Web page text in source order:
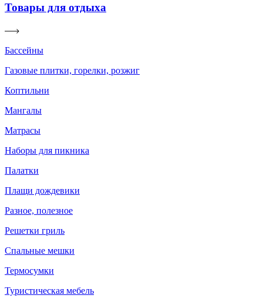
Товары для отдыха
Бассейны
Газовые плитки, горелки, розжиг
Коптильни
Мангалы
Матрасы
Наборы для пикника
Палатки
Плащи дождевики
Разное, полезное
Решетки гриль
Спальные мешки
Термосумки
Туристическая мебель